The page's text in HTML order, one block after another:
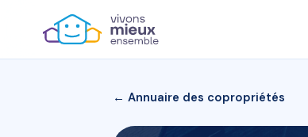
← Annuaire des copropriétés